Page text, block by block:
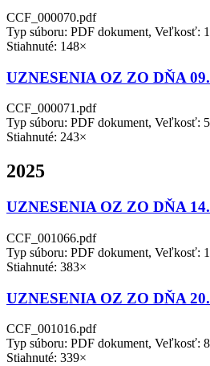
CCF_000070.pdf
Typ súboru: PDF dokument, Veľkosť:
Stiahnuté: 148×
UZNESENIA OZ ZO DŇA
CCF_000071.pdf
Typ súboru: PDF dokument, Veľkosť:
Stiahnuté: 243×
2025
UZNESENIA OZ ZO DŇA
CCF_001066.pdf
Typ súboru: PDF dokument, Veľkosť:
Stiahnuté: 383×
UZNESENIA OZ ZO DŇA
CCF_001016.pdf
Typ súboru: PDF dokument, Veľkosť:
Stiahnuté: 339×